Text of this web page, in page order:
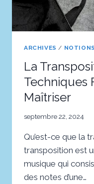
ARCHIVES /
La
Techniques
Maîtriser
septembre 22, 2024
Qu’est-ce que la
transposition est
musique qui
des notes d’une…